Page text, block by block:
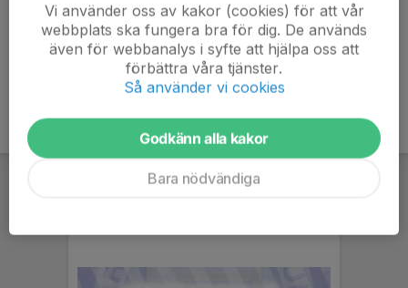
Kommentarer
Vi använder oss av kakor (cookies) för att vår
webbplats ska fungera bra för dig. De används
även för webbanalys i syfte att hjälpa oss att
förbättra våra tjänster.
Så använder vi cookies
Godkänn alla kakor
Bara nödvändiga